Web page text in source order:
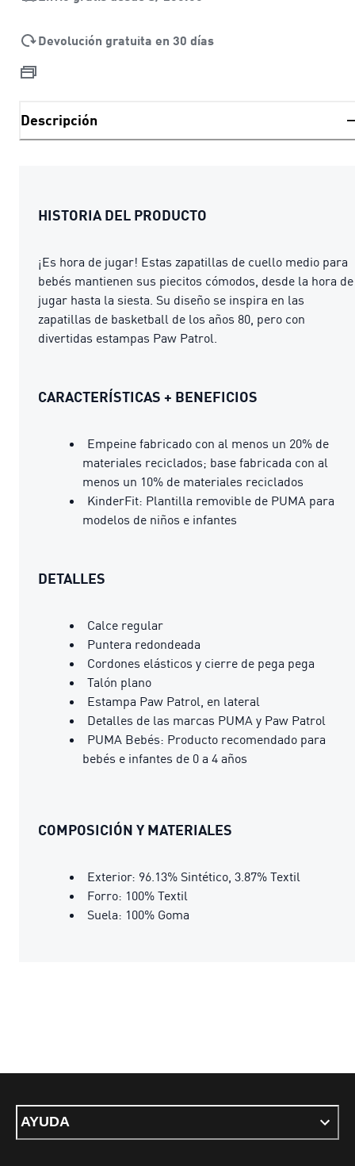
Devolución gratuita en 30 días
Descripción
HISTORIA DEL PRODUCTO
¡Es hora de jugar! Estas zapatillas de cuello medio para
bebés mantienen sus piecitos cómodos, desde la hora de
jugar hasta la siesta. Su diseño se inspira en las
zapatillas de basketball de los años 80, pero con
divertidas estampas Paw Patrol.
CARACTERÍSTICAS + BENEFICIOS
Empeine fabricado con al menos un 20% de
materiales reciclados; base fabricada con al
menos un 10% de materiales reciclados
KinderFit: Plantilla removible de PUMA para
modelos de niños e infantes
DETALLES
Calce regular
Puntera redondeada
Cordones elásticos y cierre de pega pega
Talón plano
Estampa Paw Patrol, en lateral
Detalles de las marcas PUMA y Paw Patrol
PUMA Bebés: Producto recomendado para
bebés e infantes de 0 a 4 años
COMPOSICIÓN Y MATERIALES
Exterior: 96.13% Sintético, 3.87% Textil
Forro: 100% Textil
Suela: 100% Goma
AYUDA